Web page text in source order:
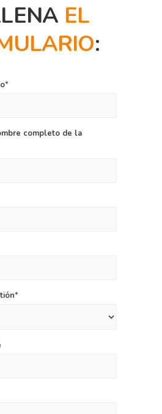
EL
:
*
completo de la
*